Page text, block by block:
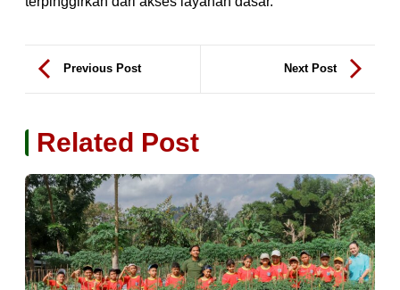
Previous Post Next Post
Related Post